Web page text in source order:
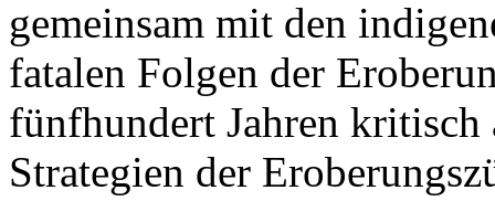
gemeinsam mit den
fatalen Folgen der
fünfhundert Jahren kritisch
Strategien der